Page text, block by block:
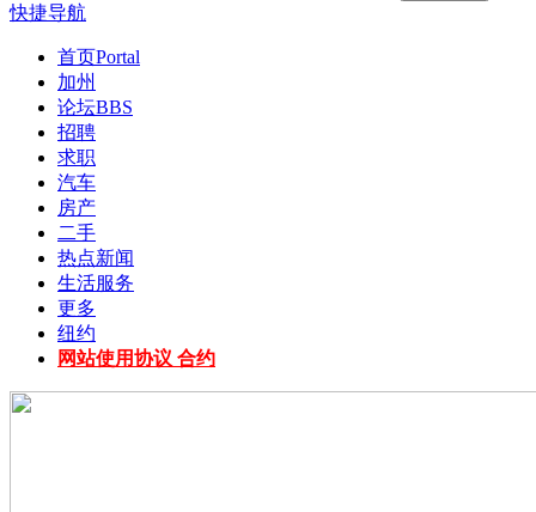
快捷导航
首页Portal
加州
论坛BBS
招聘
求职
汽车
房产
二手
热点新闻
生活服务
更多
纽约
网站使用协议 合约